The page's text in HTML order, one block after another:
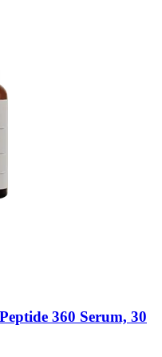
Peptide 360 Serum, 30